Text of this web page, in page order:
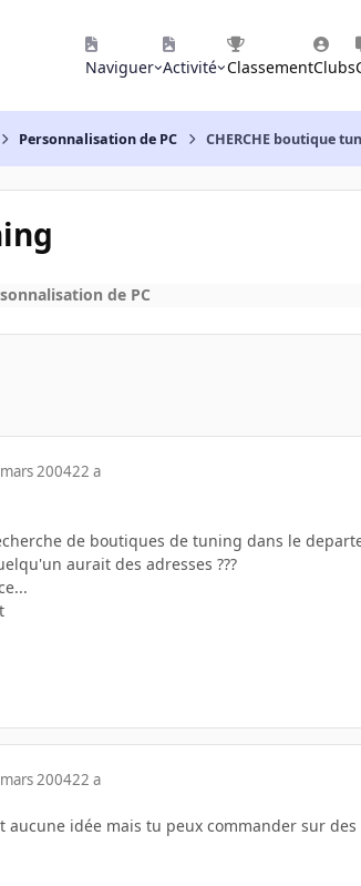
Naviguer Activité ClassementClubs
Personnalisation de PC CHERCHE boutique
de PC
200422 a
de boutiques de tuning dans le
aurait des adresses ???
200422 a
aucune idée mais tu peux commander sur